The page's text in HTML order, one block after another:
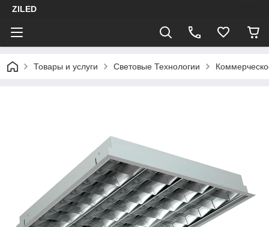
ZILED
Товары и услуги Световые Технологии